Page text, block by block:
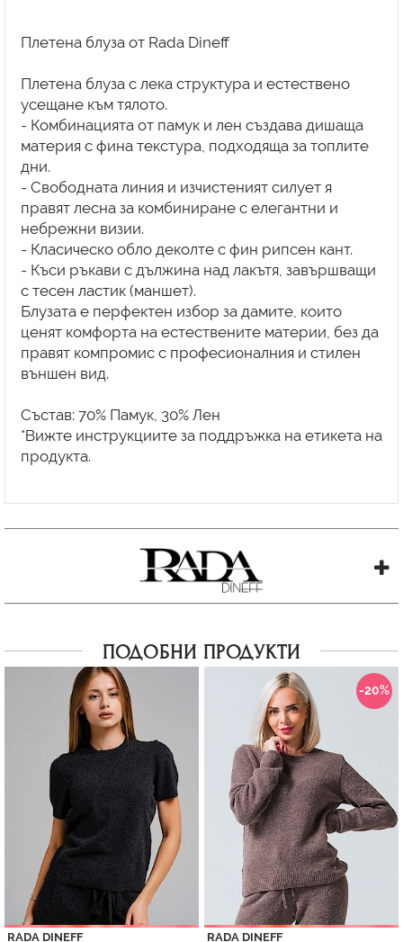
Плетена блуза от Rada Dineff
Плетена блуза с лека структура и естествено
усещане към тялото.
- Комбинацията от памук и лен създава дишаща
материя с фина текстура, подходяща за топлите
дни.
- Свободната линия и изчистеният силует я
правят лесна за комбиниране с елегантни и
небрежни визии.
- Класическо обло деколте с фин рипсен кант.
- Къси ръкави с дължина над лакътя, завършващи
с тесен ластик (маншет).
Блузата е перфектен избор за дамите, които
ценят комфорта на естествените материи, без да
правят компромис с професионалния и стилен
външен вид.
Състав: 70% Памук, 30% Лен
*Вижте инструкциите за поддръжка на етикета на
продукта.
ПОДОБНИ ПРОДУКТИ
RADA DINEFF
-20%
RADA DINEFF